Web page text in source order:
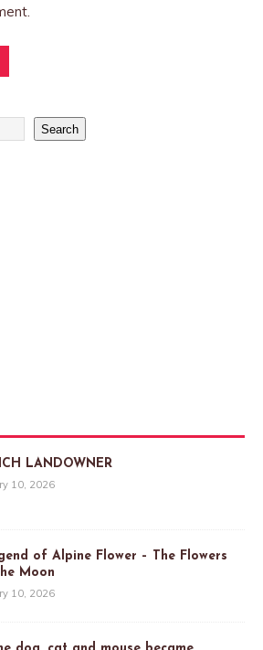
Search
LANDOWNER
10, 2026
of Alpine Flower – The Flowers
Moon
10, 2026